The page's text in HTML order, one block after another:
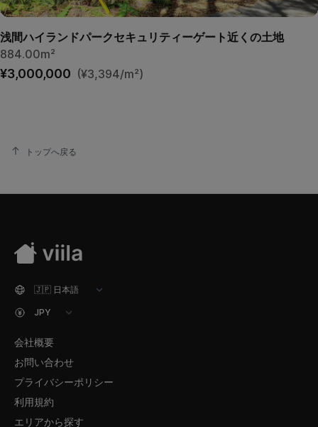
浅間ハイランドパークセキュリティーゲート近くの土地
884.00m²
¥3,000,000 (¥3,394/m²)
トップへ戻る
会社概要
お問い合わせ
プライバシーポリシー
利用規約
エリアから探す